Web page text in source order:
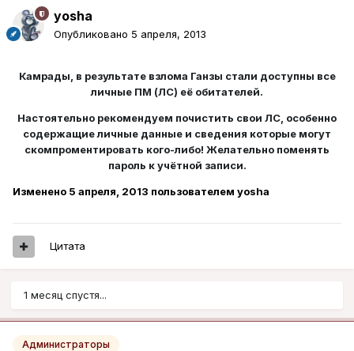
yosha
Опубликовано 5 апреля, 2013
Камрады, в результате взлома Ганзы стали доступны все
личные ПМ (ЛС) её обитателей.
Настоятельно рекомендуем почистить свои ЛС, особенно
содержащие личные данные и сведения которые могут
скомпроментировать кого-либо! Желательно поменять
пароль к учётной записи.
Изменено 5 апреля, 2013 пользователем yosha
Цитата
1 месяц спустя...
Администраторы